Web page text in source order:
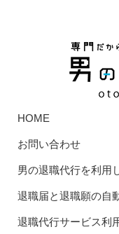
HOME
お問い合わせ
男の退職代行を利用
退職届と退職願の自
退職代行サービス利